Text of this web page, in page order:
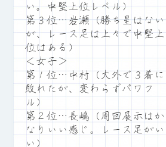
い。中堅上位レベル）
第３位…岩瀬（勝ち星はない
が、レース足は上々で中堅上
位はある）
＜女子＞
第１位…中村（大外で３着に
敗れたが、変わらずパワフ
ル）
第２位…長嶋（周回展示はか
なりいい感じ。レース足がい
い）